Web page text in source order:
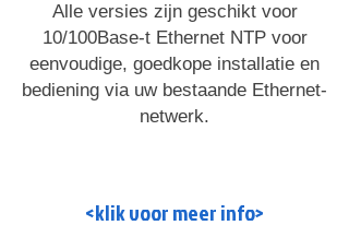
Alle versies zijn geschikt voor
10/100Base-t Ethernet NTP voor
eenvoudige, goedkope installatie en
bediening via uw bestaande Ethernet-
netwerk.
<klik voor meer info>